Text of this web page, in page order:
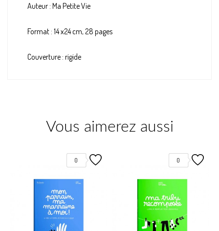
Auteur : Ma Petite Vie
Format : 14 x24 cm, 28 pages
Couverture : rigide
Vous aimerez aussi
0 0